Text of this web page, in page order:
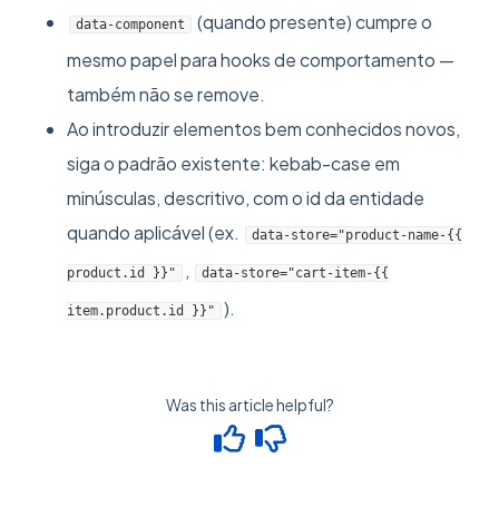
data-component
(quando presente) cumpre o
mesmo papel para hooks de comportamento —
também não se remove.
Ao introduzir elementos bem conhecidos novos,
siga o padrão existente: kebab-case em
minúsculas, descritivo, com o id da entidade
quando aplicável (ex.
data-store="product-name-{{
product.id }}" , data-store="cart-item-{{
item.product.id }}" ).
Was this article helpful?